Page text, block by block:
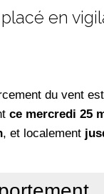
en
du vent
ce mercredi 25
, et localement